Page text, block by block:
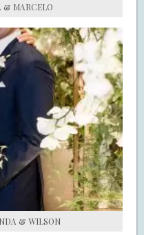
& MARCELO
& WILSON